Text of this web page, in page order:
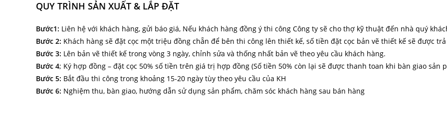
QUY TRÌNH SẢN XUẤT & LẮP ĐẶT
Bước1: Liên hệ với khách hàng, gửi báo giá, Nếu khách hàng đồng ý thi công Công ty sẽ cho thợ kỹ thuật đến nhà quý
Bước 2: Khách hàng sẽ đặt cọc một triệu đồng chẵn để bên thi công lên thiết kế, số tiền đặt cọc bản vẽ thiết kế sẽ được
Bước 3: Lên bản vẽ thiết kế trong vòng 3 ngày, chỉnh sửa và thống nhất bản vẽ theo yêu cầu khách hàng.
Bước 4; Ký hợp đồng – đặt cọc 50% số tiền trên giá trị hợp đồng (Số tiền 50% còn lại sẽ được thanh toan khi bàn giao sản
Bước 5: Bắt đầu thi công trong khoảng 15-20 ngày tùy theo yêu cầu của KH
Bước 6: Nghiệm thu, bàn giao, hướng dẫn sử dụng sản phẩm, chăm sóc khách hàng sau bán hàng